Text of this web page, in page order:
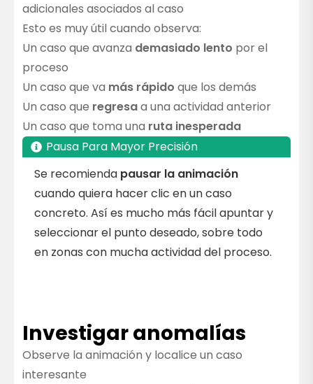
adicionales asociados al caso
Esto es muy útil cuando observa:
Un caso que avanza demasiado lento por el
proceso
Un caso que va más rápido que los demás
Un caso que regresaa una actividad anterior
Un caso que toma una ruta inesperada
Pausa Para Mayor Precisión
Se recomienda pausar la animación
cuando quiera hacer clic en un caso
concreto. Así es mucho más fácil apuntar y
seleccionar el punto deseado, sobre todo
en zonas con mucha actividad del proceso.
Investigar anomalías
Observe la animación y localice un caso
interesante